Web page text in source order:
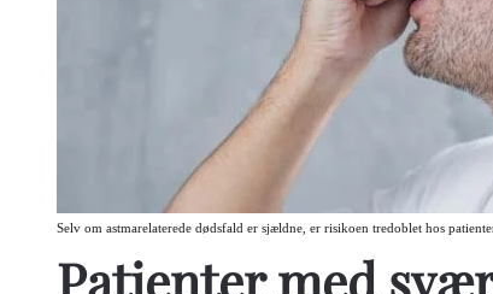
Selv om astmarelaterede dødsfald er sjældne, er risikoen tredoblet hos